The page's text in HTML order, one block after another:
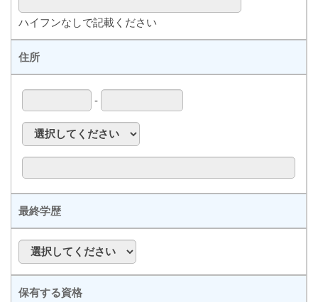
ハイフンなしで記載ください
住所
-
最終学歴
保有する資格